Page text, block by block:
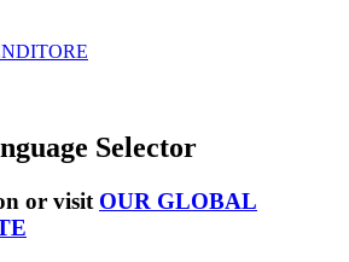
Selector
or visit OUR GLOBAL